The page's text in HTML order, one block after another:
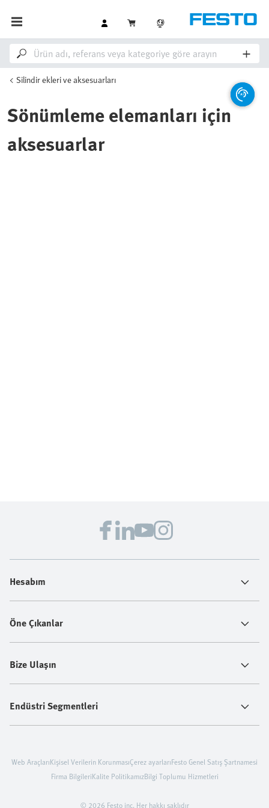
Silindir ekleri ve aksesuarları
Sönümleme elemanları için
aksesuarlar
Hesabım
Öne Çıkanlar
Bize Ulaşın
Endüstri Segmentleri
© 2026 Festo inc. Her hakkı saklıdır
Web AraçlarıKişisel Verilerin KorunmasıÇerez ayarlarıFesto Genel Satış Şartnamesi
Firma BilgileriKalite PolitikamızBilgi Toplumu Hizmetleri